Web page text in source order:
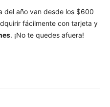
del año van desde los $600
fácilmente con tarjeta y
. ¡No te quedes afuera!